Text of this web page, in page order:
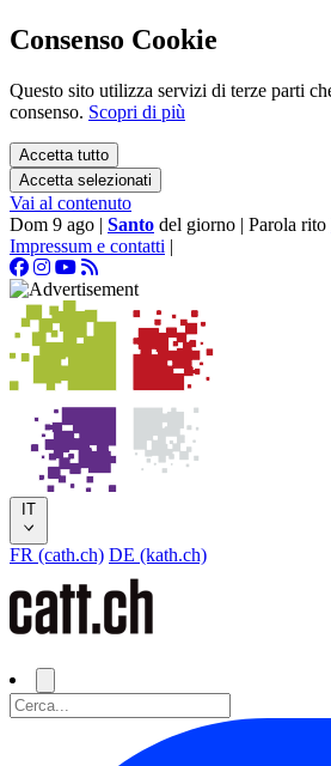
Consenso Cookie
Questo sito utilizza servizi di terze parti
consenso. Scopri di più
Accetta tutto
Accetta selezionati
Vai al contenuto
Dom 9 ago | Santo del giorno | Parola rito
Impressum e contatti |
IT
FR (cath.ch) DE (kath.ch)